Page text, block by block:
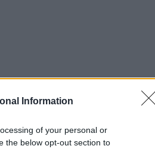
Information
of your personal or
the below opt-out section to